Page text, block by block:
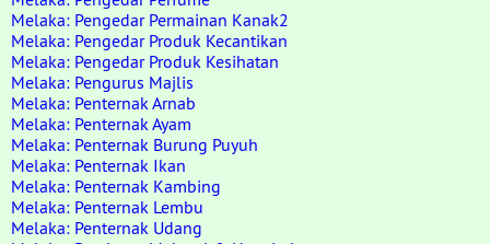
Melaka: Pengedar Permainan Kanak2
Melaka: Pengedar Produk Kecantikan
Melaka: Pengedar Produk Kesihatan
Melaka: Pengurus Majlis
Melaka: Penternak Arnab
Melaka: Penternak Ayam
Melaka: Penternak Burung Puyuh
Melaka: Penternak Ikan
Melaka: Penternak Kambing
Melaka: Penternak Lembu
Melaka: Penternak Udang